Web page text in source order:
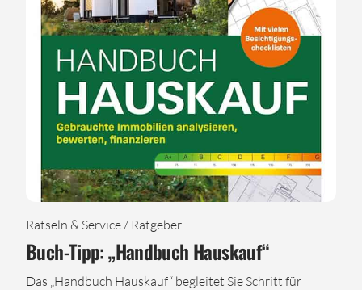
Rätseln & Service / Ratgeber
Buch-Tipp: „Handbuch Hauskauf“
Das „Handbuch Hauskauf“ begleitet Sie Schritt für